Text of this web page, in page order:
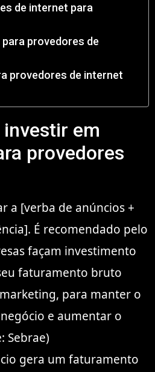
de internet para
provedores de
provedores de internet
investir em
provedores
a [verba de anúncios +
É recomendado pelo
façam investimento
faturamento bruto
para manter o
e aumentar o
Sebrae)
gera um faturamento